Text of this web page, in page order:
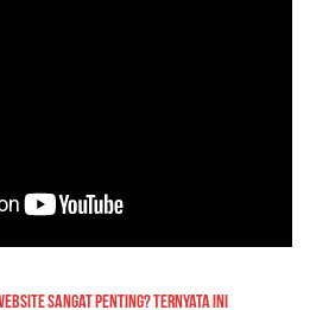
SANGAT PENTING? TERNYATA INI